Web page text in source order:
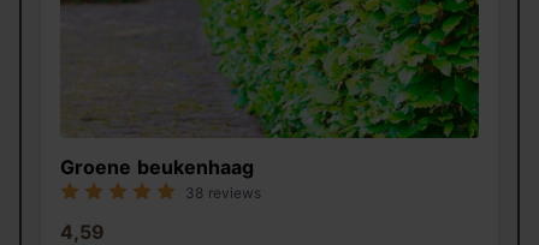
Groene beukenhaag
38 reviews
4,59